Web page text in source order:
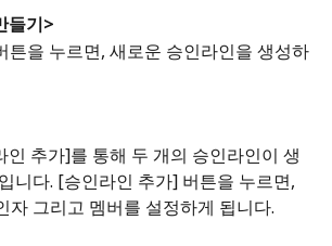
들기>
튼을 누르면, 새로운 승인라인을 생성하
인 추가]를 통해 두 개의 승인라인이 생
니다. [승인라인 추가] 버튼을 누르면,
자 그리고 멤버를 설정하게 됩니다.